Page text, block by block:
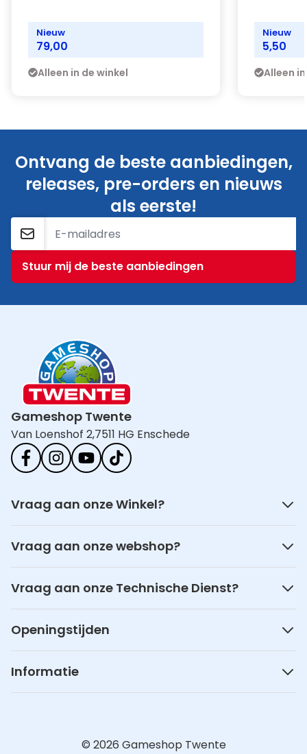
Nieuw
79,00
Alleen in de winkel
Nieuw
5,50
Alleen
Ontvang de beste aanbiedingen,
releases, pre-orders en nieuws
als eerste!
E-mailadres
Stuur mij de beste aanbiedingen
Gameshop Twente
Van Loenshof 2,7511 HG Enschede
Vraag aan onze Winkel?
Vraag aan onze webshop?
Vraag aan onze Technische Dienst?
Openingstijden
Informatie
© 2026 Gameshop Twente